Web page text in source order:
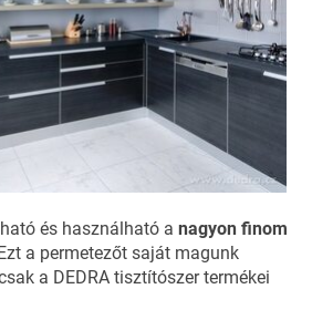
és használható a nagyon finom
a permetezőt saját magunk
a DEDRA tisztítószer termékei